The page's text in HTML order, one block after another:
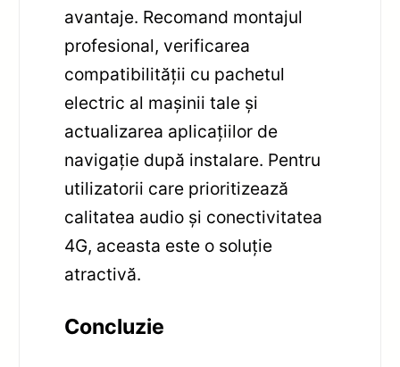
avantaje. Recomand montajul
profesional, verificarea
compatibilității cu pachetul
electric al mașinii tale și
actualizarea aplicațiilor de
navigație după instalare. Pentru
utilizatorii care prioritizează
calitatea audio și conectivitatea
4G, aceasta este o soluție
atractivă.
Concluzie